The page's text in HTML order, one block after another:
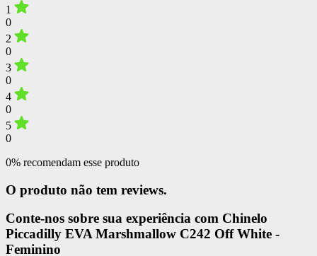
1
0
2
0
3
0
4
0
5
0
0% recomendam esse produto
O produto não tem reviews.
Conte-nos sobre sua experiência com Chinelo
Piccadilly EVA Marshmallow C242 Off White -
Feminino